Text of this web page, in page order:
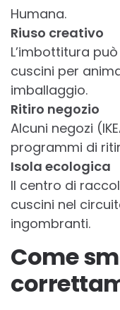
Humana.
Riuso creativo
L’imbottitura
cuscini per
imballaggio.
Ritiro negozio
Alcuni negozi
programmi di
Isola ecologica
Il centro di
cuscini nel
ingombranti.
Come